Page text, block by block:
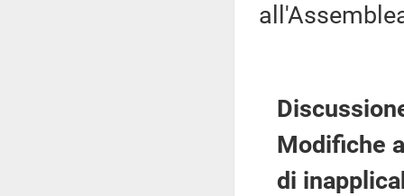
Modifiche
di